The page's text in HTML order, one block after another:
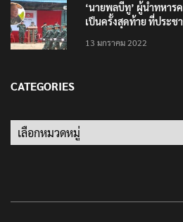
‘นายพลบีทู’ ผู้นำทหาร
เป็นครั้งสุดท้าย ที่ประช
13 มกราคม 2022
CATEGORIES
Categories